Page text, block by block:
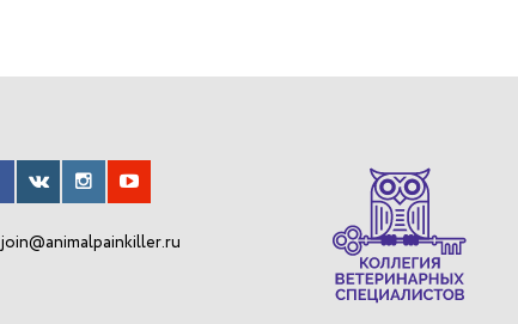
join@animalpainkiller.ru